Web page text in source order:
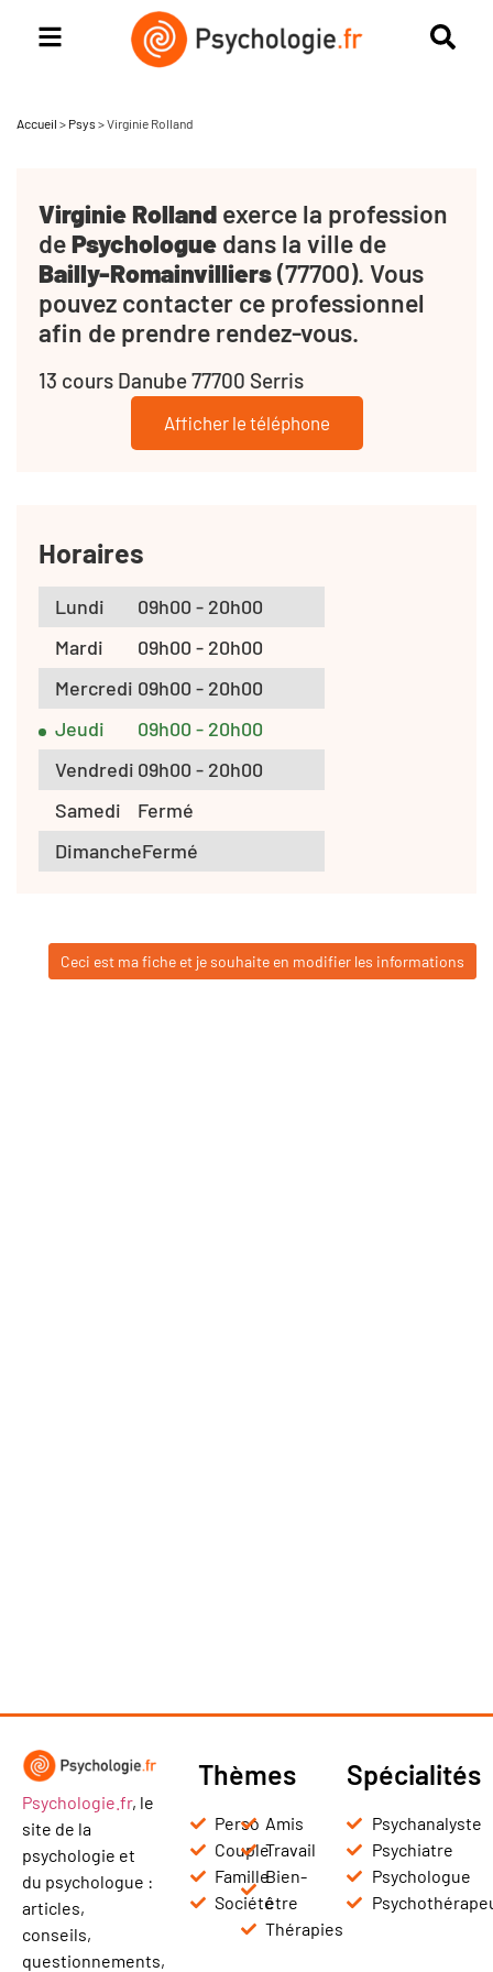
Accueil > Psys >Virginie Rolland
Virginie Rolland exerce la profession
dePsychologue dans la ville de
Bailly-Romainvilliers(77700). Vous
pouvez contacter ce professionnel
afin de prendre rendez-vous.
13 cours Danube 77700 Serris
Afficher le téléphone
Horaires
Lundi
09h00 - 20h00
Mardi
09h00 - 20h00
Mercredi 09h00 - 20h00
Jeudi
09h00 - 20h00
Vendredi 09h00 - 20h00
Samedi
Fermé
DimancheFermé
Ceci est ma fiche et je souhaite en modifier les informations
Psychologie.fr, le
site de la
psychologie et
du psychologue :
articles,
conseils,
questionnements,
Thèmes
Perso
Couple
Famille
Société
Amis
Travail
Bien-
être
Thérapies
Spécialités
Psychanalyste
Psychiatre
Psychologue